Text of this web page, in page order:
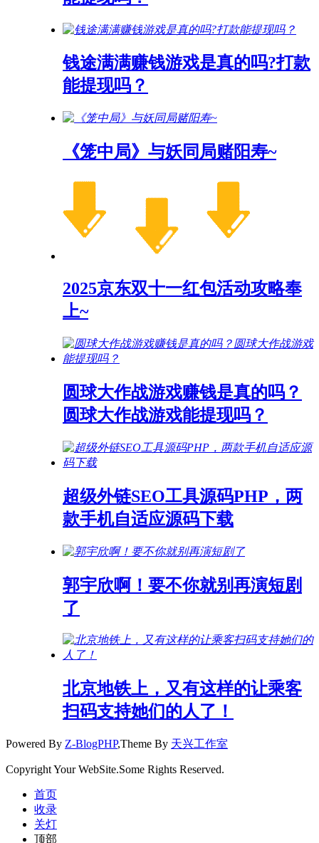
钱途满满赚钱游戏是真的吗?打款
能提现吗？
《笼中局》与妖同局赌阳寿~
2025京东双十一红包活动攻略奉
上~
圆球大作战游戏赚钱是真的吗？
圆球大作战游戏能提现吗？
超级外链SEO工具源码PHP，两
款手机自适应源码下载
郭宇欣啊！要不你就别再演短剧
了
北京地铁上，又有这样的让乘客
扫码支持她们的人了！
Powered By Z-BlogPHP,Theme By 天兴工作室
Copyright Your WebSite.Some Rights Reserved.
首页
收录
关灯
顶部